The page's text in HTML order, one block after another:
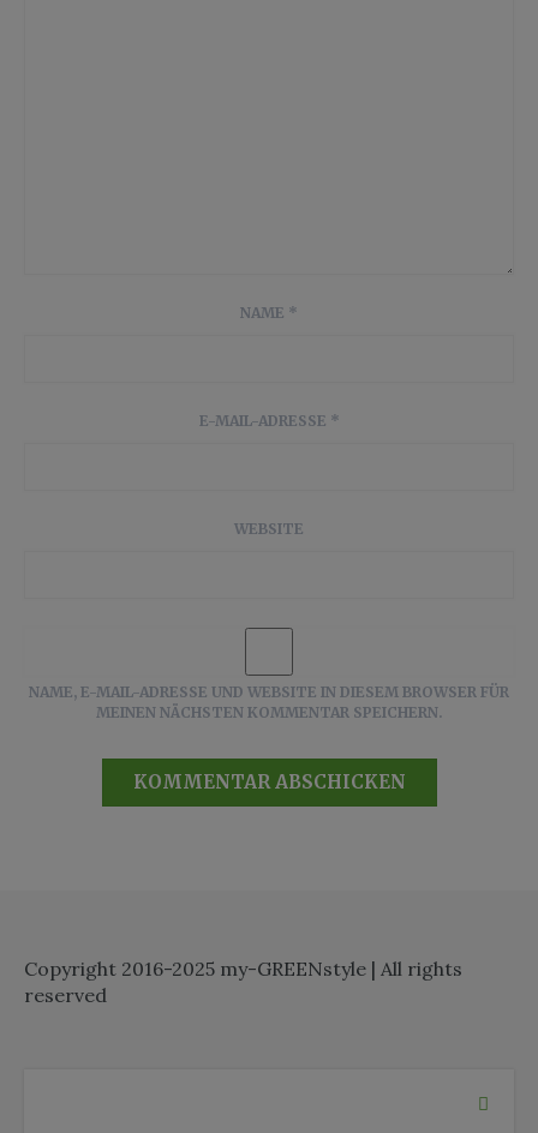
NAME *
E-MAIL-ADRESSE *
WEBSITE
NAME, E-MAIL-ADRESSE UND WEBSITE IN DIESEM BROWSER FÜR
MEINEN NÄCHSTEN KOMMENTAR SPEICHERN.
Copyright 2016-2025 my-GREENstyle | All rights
reserved